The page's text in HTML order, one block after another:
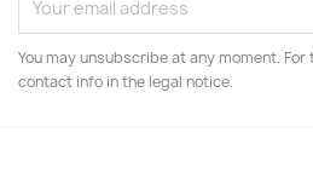
You may unsubscribe at any moment.
contact info in the legal notice.